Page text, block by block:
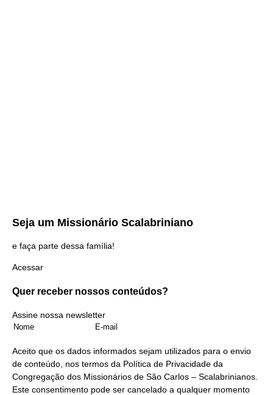
Seja um Missionário Scalabriniano
e faça parte dessa família!
Acessar
Quer receber nossos conteúdos?
Assine nossa newsletter
Aceito que os dados informados sejam utilizados para o envio
de conteúdo, nos termos da Política de Privacidade da
Congregação dos Missionários de São Carlos – Scalabrinianos.
Este consentimento pode ser cancelado a qualquer momento